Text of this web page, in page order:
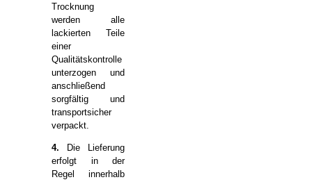
Trocknung
werden alle
lackierten Teile
einer
Qualitätskontrolle
unterzogen und
anschließend
sorgfältig und
transportsicher
verpackt.
4. Die Lieferung
erfolgt in der
Regel innerhalb